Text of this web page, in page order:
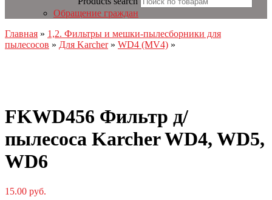
Обращение граждан
Главная » 1,2. Фильтры и мешки-пылесборники для
пылесосов » Для Karcher» WD4 (MV4) »
FKWD456 Фильтр д/
пылесоса Karcher WD4, WD5,
WD6
15.00 руб.